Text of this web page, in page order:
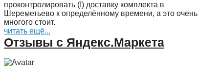
проконтролировать (!) доставку комплекта в
Шереметьево к определённому времени, а это очень
многого стоит.
читать ещё...
Отзывы с Яндекс.Маркета